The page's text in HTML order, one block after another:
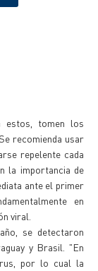
estos, tomen los
recomienda usar
repelente cada
la importancia de
ante el primer
en
viral.
se detectaron
y Brasil. "En
por lo cual la